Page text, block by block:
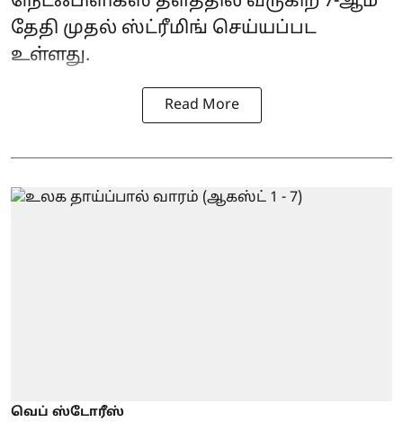
தேதி முதல் ஸ்ட்ரீமிங் செய்யப்பட
உள்ளது.
Read More
வெப் ஸ்டோரீஸ்